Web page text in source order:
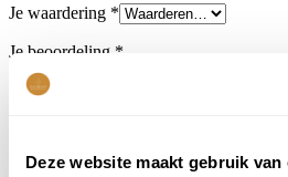
Deze website maakt gebruik van
Je waardering *
Je beoordeling *